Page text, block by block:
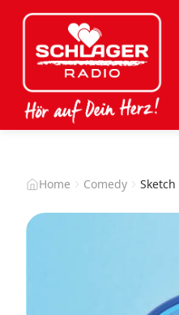
Home Comedy